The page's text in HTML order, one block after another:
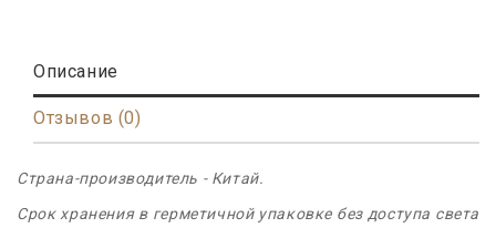
Описание
Отзывов (0)
Страна-производитель - Китай.
Срок хранения в герметичной упаковке без доступа света